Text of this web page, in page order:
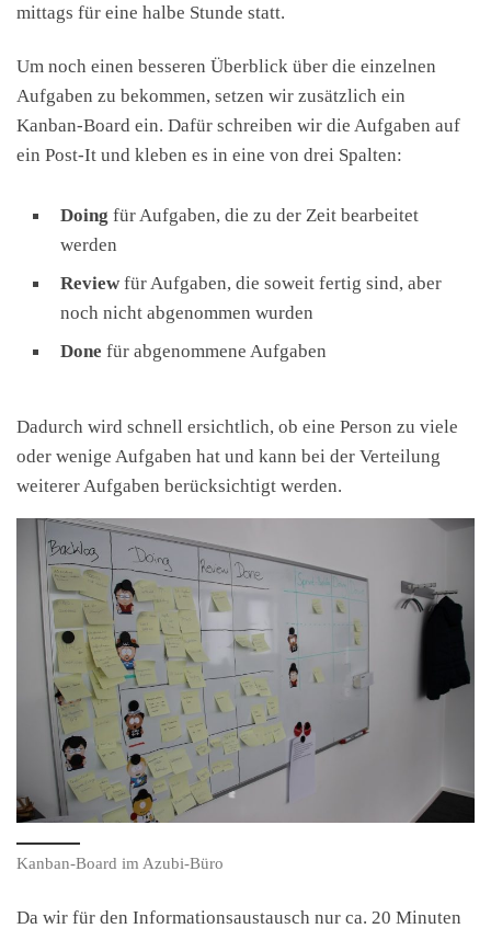
mittags für eine halbe Stunde statt.
Um noch einen besseren Überblick über die einzelnen
Aufgaben zu bekommen, setzen wir zusätzlich ein
Kanban-Board ein. Dafür schreiben wir die Aufgaben auf
ein Post-It und kleben es in eine von drei Spalten:
Doing für Aufgaben, die zu der Zeit bearbeitet
werden
Review für Aufgaben, die soweit fertig sind, aber
noch nicht abgenommen wurden
Done für abgenommene Aufgaben
Dadurch wird schnell ersichtlich, ob eine Person zu viele
oder wenige Aufgaben hat und kann bei der Verteilung
weiterer Aufgaben berücksichtigt werden.
Kanban-Board im Azubi-Büro
Da wir für den Informationsaustausch nur ca. 20 Minuten